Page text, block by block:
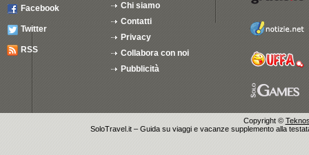
Facebook
Twitter
RSS
Chi siamo
Contatti
Privacy
Collabora con noi
Pubblicità
Copyright ©
SoloTravel.it – Guida su viaggi e vacanze supplemento alla